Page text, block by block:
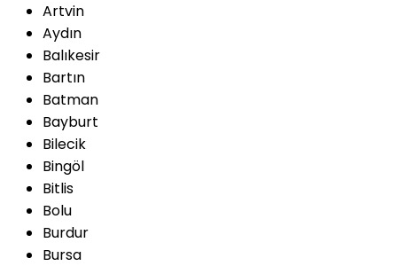
Artvin
Aydın
Balıkesir
Bartın
Batman
Bayburt
Bilecik
Bingöl
Bitlis
Bolu
Burdur
Bursa